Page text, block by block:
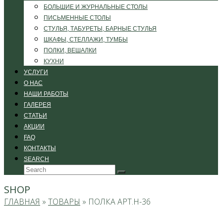
БОЛЬШИЕ И ЖУРНАЛЬНЫЕ СТОЛЫ
ПИСЬМЕННЫЕ СТОЛЫ
СТУЛЬЯ, ТАБУРЕТЫ, БАРНЫЕ СТУЛЬЯ
ШКАФЫ, СТЕЛЛАЖИ, ТУМБЫ
ПОЛКИ, ВЕШАЛКИ
КУХНИ
УСЛУГИ
О НАС
НАШИ РАБОТЫ
ГАЛЕРЕЯ
СТАТЬИ
АКЦИИ
FAQ
КОНТАКТЫ
SEARCH
Search
Submit
SHOP
ГЛАВНАЯ » ТОВАРЫ » ПОЛКА АРТ.H-36